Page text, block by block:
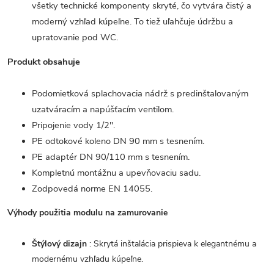
všetky technické komponenty skryté, čo vytvára čistý a
moderný vzhľad kúpeľne. To tiež uľahčuje údržbu a
upratovanie pod WC.
Produkt obsahuje
Podomietková splachovacia nádrž s predinštalovaným
uzatváracím a napúšťacím ventilom.
Pripojenie vody 1/2".
PE odtokové koleno DN 90 mm s tesnením.
PE adaptér DN 90/110 mm s tesnením.
Kompletnú montážnu a upevňovaciu sadu.
Zodpovedá norme EN 14055.
Výhody použitia modulu na zamurovanie
Štýlový dizajn : Skrytá inštalácia prispieva k elegantnému a
modernému vzhľadu kúpeľne.